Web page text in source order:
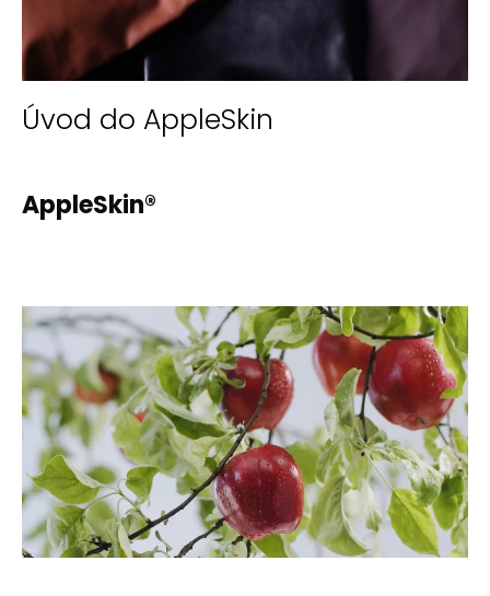
Úvod do AppleSkin
AppleSkin®